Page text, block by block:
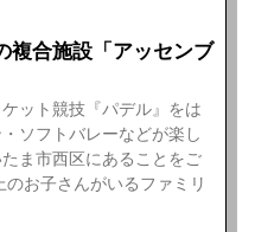
複合施設「アッセンブ
ット競技『パデル』をは
ソフトバレーなどが楽し
ま市西区にあることをご
お子さんがいるファミリ